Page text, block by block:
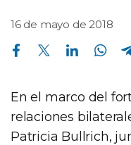
16 de mayo de 2018
Compartir en Facebook Compartir en Twitter Compartir en Linkedin Compartir en Whatsapp
En el marco del
relaciones
Patricia Bullrich,